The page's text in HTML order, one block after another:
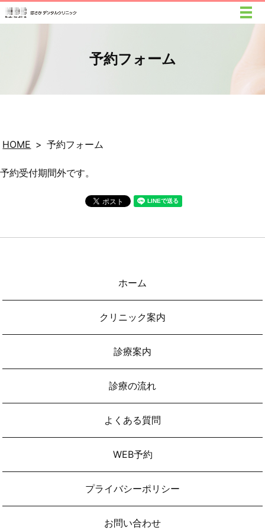
予約フォーム
HOME 予約フォーム
予約受付期間外です。
ホーム
クリニック案内
診療案内
診療の流れ
よくある質問
WEB予約
プライバシーポリシー
お問い合わせ